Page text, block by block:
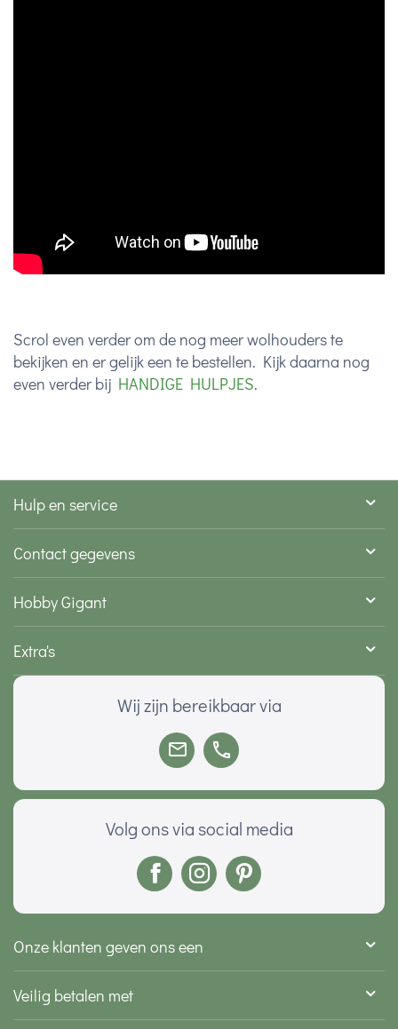
Scrol even verder om de nog meer wolhouders te
bekijken en er gelijk een te bestellen. Kijk daarna nog
even verder bij HANDIGE HULPJES.
Hulp en service
Contact gegevens
Hobby Gigant
Extra's
Wij zijn bereikbaar via
Volg ons via social media
Onze klanten geven ons een
Veilig betalen met